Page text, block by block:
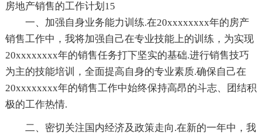
房地产销售的工作计划15
一、加强自身业务能力训练.在20xxxxxxxx年的房产
销售工作中，我将加强自己在专业技能上的训练，为实现
20xxxxxxxx年的销售任务打下坚实的基础.进行销售技巧
为主的技能培训，全面提高自身的专业素质.确保自己在
20xxxxxxxx年的销售工作中始终保持高昂的斗志、团结积
极的工作热情.
二、密切关注国内经济及政策走向.在新的一年中，我